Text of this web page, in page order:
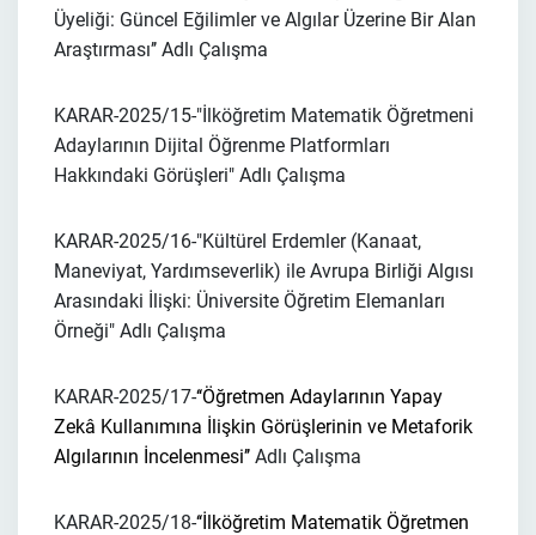
Üyeliği: Güncel Eğilimler ve Algılar Üzerine Bir Alan
Araştırması’’ Adlı Çalışma
KARAR-2025/15-"İlköğretim Matematik Öğretmeni
Adaylarının Dijital Öğrenme Platformları
Hakkındaki Görüşleri" Adlı Çalışma
KARAR-2025/16-"Kültürel Erdemler (Kanaat,
Maneviyat, Yardımseverlik) ile Avrupa Birliği Algısı
Arasındaki İlişki: Üniversite Öğretim Elemanları
Örneği" Adlı Çalışma
KARAR-2025/17-‘‘Öğretmen Adaylarının Yapay
Zekâ Kullanımına İlişkin Görüşlerinin ve Metaforik
Algılarının İncelenmesi’’ Adlı Çalışma
KARAR-2025/18-‘‘İlköğretim Matematik Öğretmen